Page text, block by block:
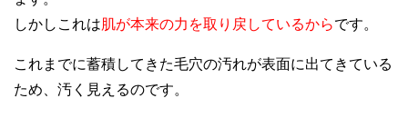
しかしこれは肌が本来の力を取り戻しているからです。
これまでに蓄積してきた毛穴の汚れが表面に出てきている
ため、汚く見えるのです。